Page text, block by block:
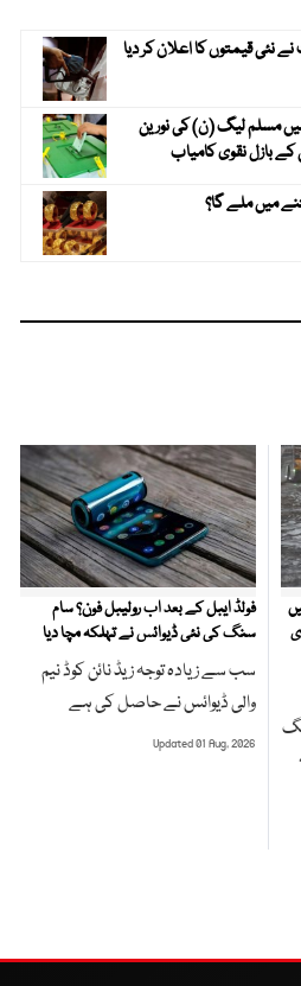
نئی قیمتوں کا اعلان کر دیا
کشمیر الیکشن ، ایل اے 27 میں مسلم لیگ (ن) کی نورین
میں ملے گا؟
فولڈ ایبل کے بعد اب رولیبل فون؟ سام
سنگ کی نئی ڈیوائس نے تہلکہ مچا دیا
سب سے زیادہ توجہ زیڈ نائن کوڈ نیم
والی ڈیوائس نے حاصل کی ہے
Updated 01 Aug, 2026